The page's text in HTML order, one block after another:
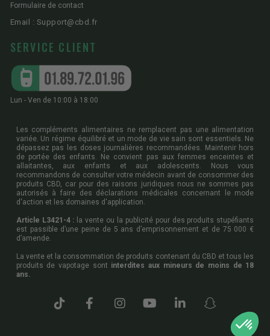
Formulaire de contact
Email : Support@cbd.fr
SERVICE CLIENT
Lun - Ven de 10:00 à 18:00
Les compléments alimentaires ne remplacent pas une alimentation
variée. Un régime équilibré et un mode de vie sain sont essentiels. Ne
dépassez pas les doses journalières recommandées. Maintenir hors
de portée des enfants. Ne convient pas aux femmes enceintes et
allaitantes, aux enfants et aux adolescents. Nous vous
recommandons de consulter votre médecin avant de consommer des
produits CBD, car pour des raisons juridiques nous ne sommes pas
autorisés à faire des déclarations médicales concernant le mode
d'action et les domaines d'application.
Article L3421-4 : la vente ou la publicité pour des produits stupéfiants
est passible d’une peine de 5 ans d’emprisonnement et de 75 000 €
d’amende.
La vente et la consommation de produits contenant du CBD et tous les
produits de vapotage sont interdites aux mineurs de moins de 18
ans.